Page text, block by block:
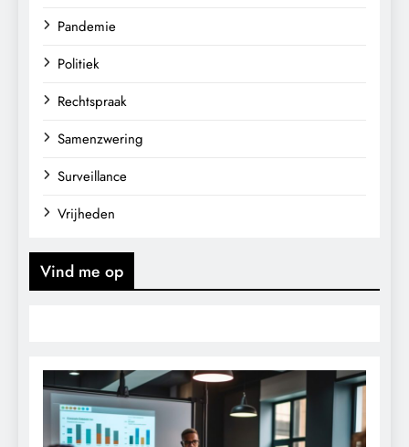
Pandemie
Politiek
Rechtspraak
Samenzwering
Surveillance
Vrijheden
Vind me op